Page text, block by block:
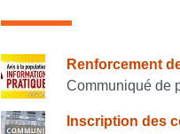
Consulter
Renforcement
Communiqué de
Inscription des